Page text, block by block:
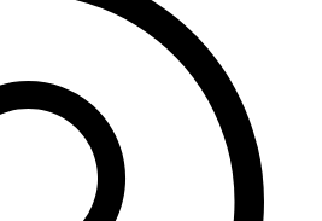
и фитинги (обжим евростандарт)